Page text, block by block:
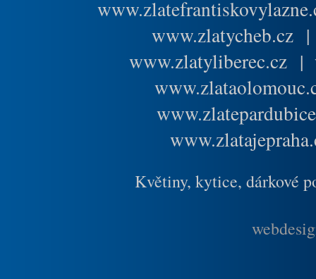
www.zlatycheb.cz
www.zlatyliberec.cz |
Květiny, kytice, dárkové